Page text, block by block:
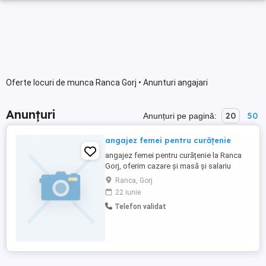
Oferte locuri de munca Ranca Gorj • Anunturi angajari
Anunțuri Anunțuri pe pagină: 20 50
angajez femei pentru curățenie
angajez femei pentru curățenie la Ranca
Gorj, oferim cazare și masă și salariu
atractiv.
Ranca, Gorj
22 iunie
Telefon validat